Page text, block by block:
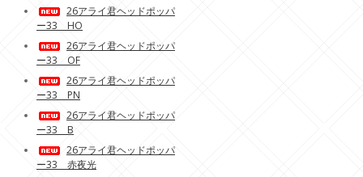
26アライ君ヘッドポッパ
ー33 HO
26アライ君ヘッドポッパ
ー33 OF
26アライ君ヘッドポッパ
ー33 PN
26アライ君ヘッドポッパ
ー33 B
26アライ君ヘッドポッパ
ー33 赤夜光